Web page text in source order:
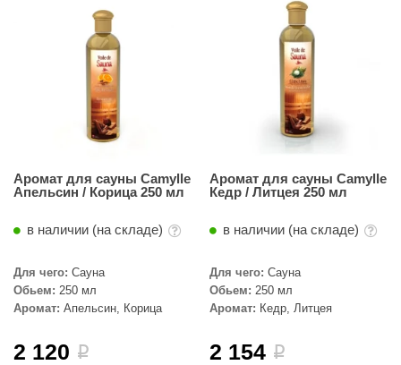
Аромат для сауны Camylle
Апельсин / Корица 250 мл
в наличии (на складе)
Для чего: Сауна
Обьем: 250 мл
Аромат: Апельсин, Корица
2 120 i
Аромат для сауны Camylle
Кедр / Литцея 250 мл
в наличии (на складе)
Для чего: Сауна
Обьем: 250 мл
Аромат: Кедр, Литцея
2 154 i